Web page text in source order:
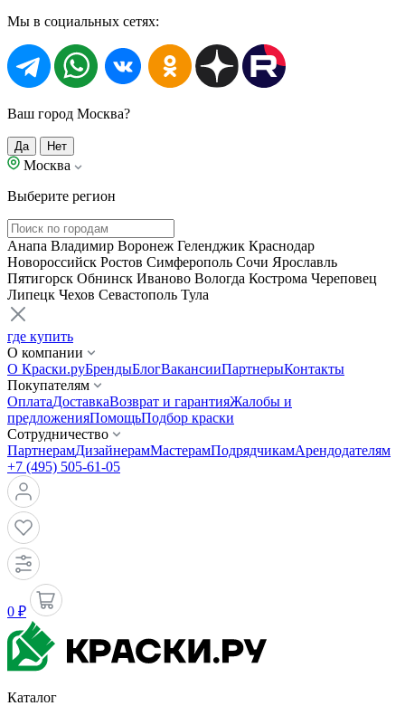
Мы в социальных сетях:
Ваш город Москва?
Да Нет
Москва
Выберите регион
Анапа Владимир Воронеж Геленджик Краснодар
Новороссийск Ростов Симферополь Сочи Ярославль
Пятигорск Обнинск Иваново Вологда Кострома Череповец
Липецк Чехов Севастополь Тула
где купить
О компании
О Краски.руБрендыБлогВакансииПартнерыКонтакты
Покупателям
ОплатаДоставкаВозврат и гарантияЖалобы и
предложенияПомощьПодбор краски
Сотрудничество
ПартнерамДизайнерамМастерамПодрядчикамАрендодателям
+7 (495) 505-61-05
0 ₽
Каталог